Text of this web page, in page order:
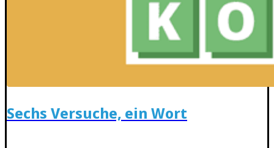
Sechs Versuche, ein Wort